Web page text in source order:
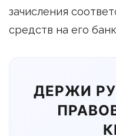
зачисления
средств на его
ДЕРЖИ